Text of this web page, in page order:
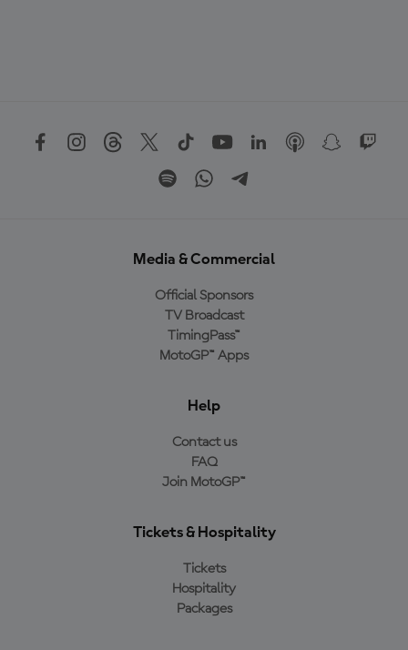
Media & Commercial
Official Sponsors
TV Broadcast
TimingPass™
MotoGP™ Apps
Help
Contact us
FAQ
Join MotoGP™
Tickets & Hospitality
Tickets
Hospitality
Packages